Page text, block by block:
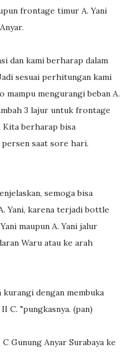
frontage timur A. Yani
dan kami berharap dalam
sesuai perhitungan kami
mampu mengurangi beban A.
3 lajur untuk frontage
Kita berharap bisa
persen saat sore hari.
semoga bisa
Yani, karena terjadi bottle
maupun A. Yani jalur
Waru atau ke arah
dengan membuka
C. "pungkasnya. (pan)
Gunung Anyar Surabaya ke